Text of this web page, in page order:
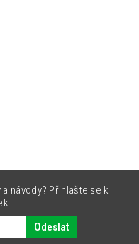
návody? Přihlašte se k
Odeslat